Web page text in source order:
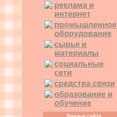
реклама и
интернет
промышленное
оборудование
сырье и
материалы
социальные
сети
средства связи
образование и
обучение
Друзья сайта